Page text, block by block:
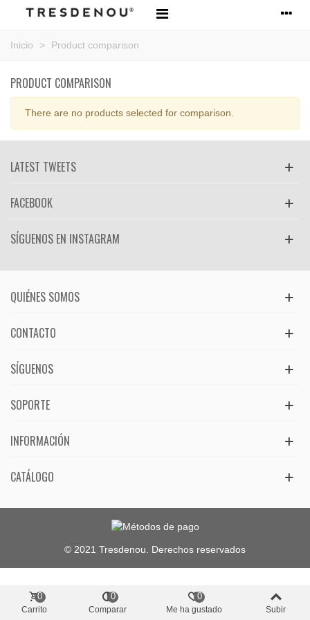
Inicio > Product comparison
PRODUCT COMPARISON
There are no products selected for comparison.
LATEST TWEETS
FACEBOOK
SÍGUENOS EN INSTAGRAM
QUIÉNES SOMOS
CONTACTO
SÍGUENOS
SOPORTE
INFORMACIÓN
CATÁLOGO
© 2021 Tresdenou. Derechos reservados
Carrito
0
Comparar
0
Me ha gustado
0
Subir